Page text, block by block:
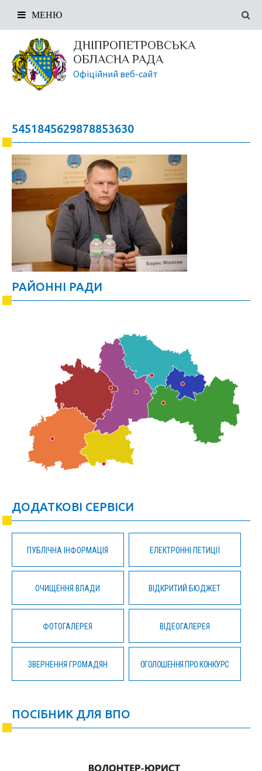
ДНІПРОПЕТРОВСЬКА
ОБЛАСНА РАДА
Офіційний веб-сайт
МЕНЮ
5451845629878853630
РАЙОННІ РАДИ
ДОДАТКОВІ СЕРВІСИ
ПУБЛІЧНА ІНФОРМАЦІЯ ЕЛЕКТРОННІ ПЕТИЦІЇ
ОЧИЩЕННЯ ВЛАДИ ВІДКРИТИЙ БЮДЖЕТ
ФОТОГАЛЕРЕЯ ВІДЕОГАЛЕРЕЯ
ЗВЕРНЕННЯ ГРОМАДЯН ОГОЛОШЕННЯ ПРО КОНКУРС
ПОСІБНИК ДЛЯ ВПО